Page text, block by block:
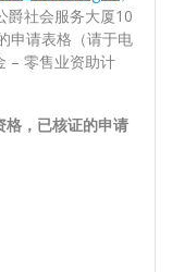
爵社会服务大厦10
申请表格（请于电
– 零售业资助计
格，已核证的申请